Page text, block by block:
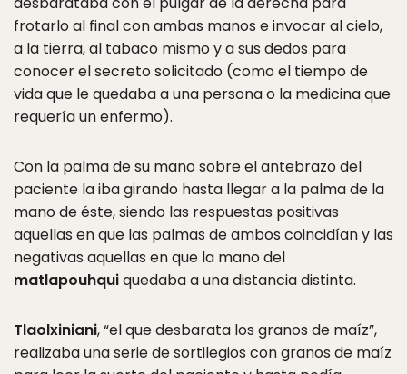
frotarlo al final con ambas manos e invocar al cielo,
a la tierra, al tabaco mismo y a sus dedos para
conocer el secreto solicitado (como el tiempo de
vida que le quedaba a una persona o la medicina que
requería un enfermo).
Con la palma de su mano sobre el antebrazo del
paciente la iba girando hasta llegar a la palma de la
mano de éste, siendo las respuestas positivas
aquellas en que las palmas de ambos coincidían y las
negativas aquellas en que la mano del
matlapouhquiquedaba a una distancia distinta.
Tlaolxiniani, “el que desbarata los granos de maíz”,
realizaba una serie de sortilegios con granos de maíz